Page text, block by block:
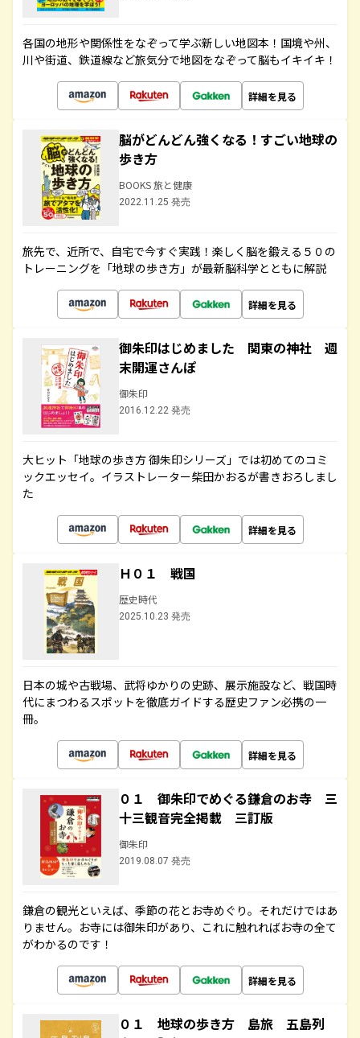
各国の地形や関係性をなぞって学ぶ新しい地図本！国境や州、
川や街道、鉄道線など旅気分で地図をなぞって脳もイキイキ！
詳細を見る
脳がどんどん強くなる！すごい地球の
歩き方
BOOKS 旅と健康
2022.11.25 発売
旅先で、近所で、自宅で今すぐ実践！楽しく脳を鍛える５０の
トレーニングを「地球の歩き方」が最新脳科学とともに解説
詳細を見る
御朱印はじめました 関東の神社 週
末開運さんぽ
御朱印
2016.12.22 発売
大ヒット「地球の歩き方 御朱印シリーズ」では初めてのコミ
ックエッセイ。イラストレーター柴田かおるが書きおろしまし
た
詳細を見る
Ｈ０１ 戦国
歴史時代
2025.10.23 発売
日本の城や古戦場、武将ゆかりの史跡、展示施設など、戦国時
代にまつわるスポットを徹底ガイドする歴史ファン必携の一
冊。
詳細を見る
０１ 御朱印でめぐる鎌倉のお寺 三
十三観音完全掲載 三訂版
御朱印
2019.08.07 発売
鎌倉の観光といえば、季節の花とお寺めぐり。それだけではあ
りません。お寺には御朱印があり、これに触れればお寺の全て
がわかるのです！
詳細を見る
０１ 地球の歩き方 島旅 五島列